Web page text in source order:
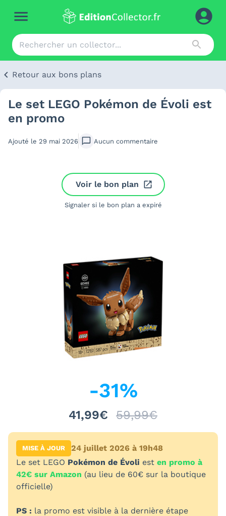
Retour aux bons plans
Le set LEGO Pokémon de Évoli est
en promo
Ajouté le 29 mai 2026 Aucun commentaire
Voir le bon plan
Signaler si le bon plan a expiré
-31%
41,99€ 59,99€
MISE À JOUR
24 juillet 2026 à 19h48
Le set LEGO Pokémon de Évoli est en promo à
42€ sur Amazon (au lieu de 60€ sur la boutique
officielle)
PS : la promo est visible à la dernière étape